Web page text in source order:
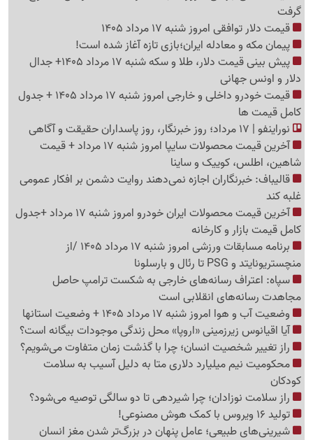
گرفت
قیمت دلار توافقی امروز شنبه 17 مرداد 1405
پیمان مکه و معادله ایران؛بازی تازه آغاز شده است!
پیش ‌بینی قیمت دلار، طلا و سکه شنبه 17 مرداد 1405+ جدال
دلار و اونس جهانی
قیمت خودرو داخلی و خارجی امروز شنبه 17 مرداد 1405 + جدول
کامل قیمت ها
نوراینفو | 17 مرداد؛ روز خبرنگار، روز پاسداران حقیقت و آگاهی
آخرین قیمت محصولات سایپا امروز شنبه 17 مرداد + قیمت
شاهین، اطلس، کوییک و ساینا
قالیباف: خبرنگاران اجازه نمی‌دهند روایت دشمن بر افکار عمومی
غلبه کند
آخرین قیمت محصولات ایران خودرو امروز شنبه 17 مرداد +جدول
کامل قیمت بازار و کارخانه
برنامه مسابقات ورزشی امروز شنبه 17 مرداد 1405 /از
منچستریونایتد و PSG تا رئال و بارسلونا
سپاه: اعتراف رسانه‌های خارجی به شکست ترامپ حاصل
مجاهدت رسانه‌های انقلابی است
وضعیت آب و هوا امروز شنبه 17 مرداد 1405 + وضعیت استانها
آیا اقیانوس زیرزمینی «اروپا» محل زندگی موجودات بیگانه است؟
راز تغییر شخصیت انسان؛ چرا با گذشت زمان متفاوت می‌شویم؟
محکومیت نیم میلیارد دلاری متا به دلیل آسیب به سلامت
کودکان
راز سلامت نوزادان؛ چرا شیردهی تا دو سالگی توصیه می‌شود؟
تولید 16 ویروس با کمک هوش مصنوعی!
شیرینی‌های طبیعی؛ عامل پنهان در بزرگ‌تر شدن مغز انسان